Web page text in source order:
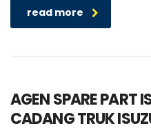
read more
AGEN SPARE PART
CADANG TRUK